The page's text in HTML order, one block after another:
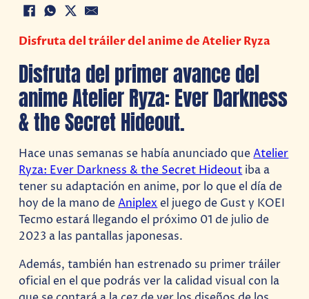
Disfruta del tráiler del anime de Atelier Ryza
Disfruta del primer avance del
anime Atelier Ryza: Ever Darkness
& the Secret Hideout.
Hace unas semanas se había anunciado queAtelier
Ryza: Ever Darkness & the Secret Hideoutiba a
tener su adaptación en anime, por lo que el día de
hoy de la mano deAniplexel juego de Gust y KOEI
Tecmo estará llegando el próximo 01 de julio de
2023 a las pantallas japonesas.
Además, también han estrenado su primer tráiler
oficial en el que podrás ver la calidad visual con la